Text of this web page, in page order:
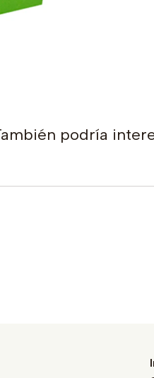
podría